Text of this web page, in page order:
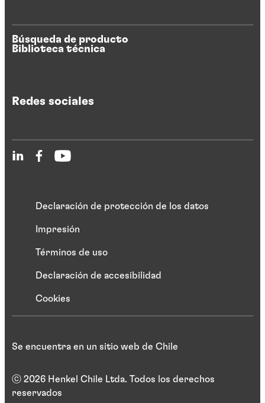
Búsqueda de producto
Biblioteca técnica
Redes sociales
Declaración de protección de los datos
Impresión
Términos de uso
Declaración de accesibilidad
Cookies
ⓒ 2026 Henkel Chile Ltda. Todos los derechos
reservados
Se encuentra en un sitio web de Chile